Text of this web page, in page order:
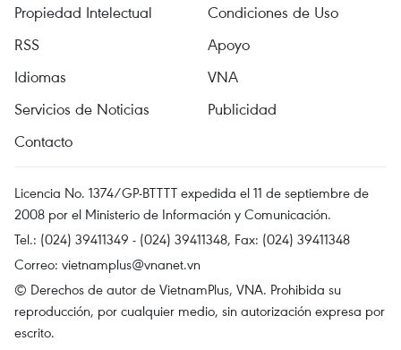
Propiedad Intelectual
Condiciones de Uso
RSS
Apoyo
Idiomas
VNA
Servicios de Noticias
Publicidad
Contacto
Licencia No. 1374/GP-BTTTT expedida el 11 de septiembre de
2008 por el Ministerio de Información y Comunicación.
Tel.: (024) 39411349 - (024) 39411348, Fax: (024) 39411348
Correo: vietnamplus@vnanet.vn
© Derechos de autor de VietnamPlus, VNA. Prohibida su
reproducción, por cualquier medio, sin autorización expresa por
escrito.